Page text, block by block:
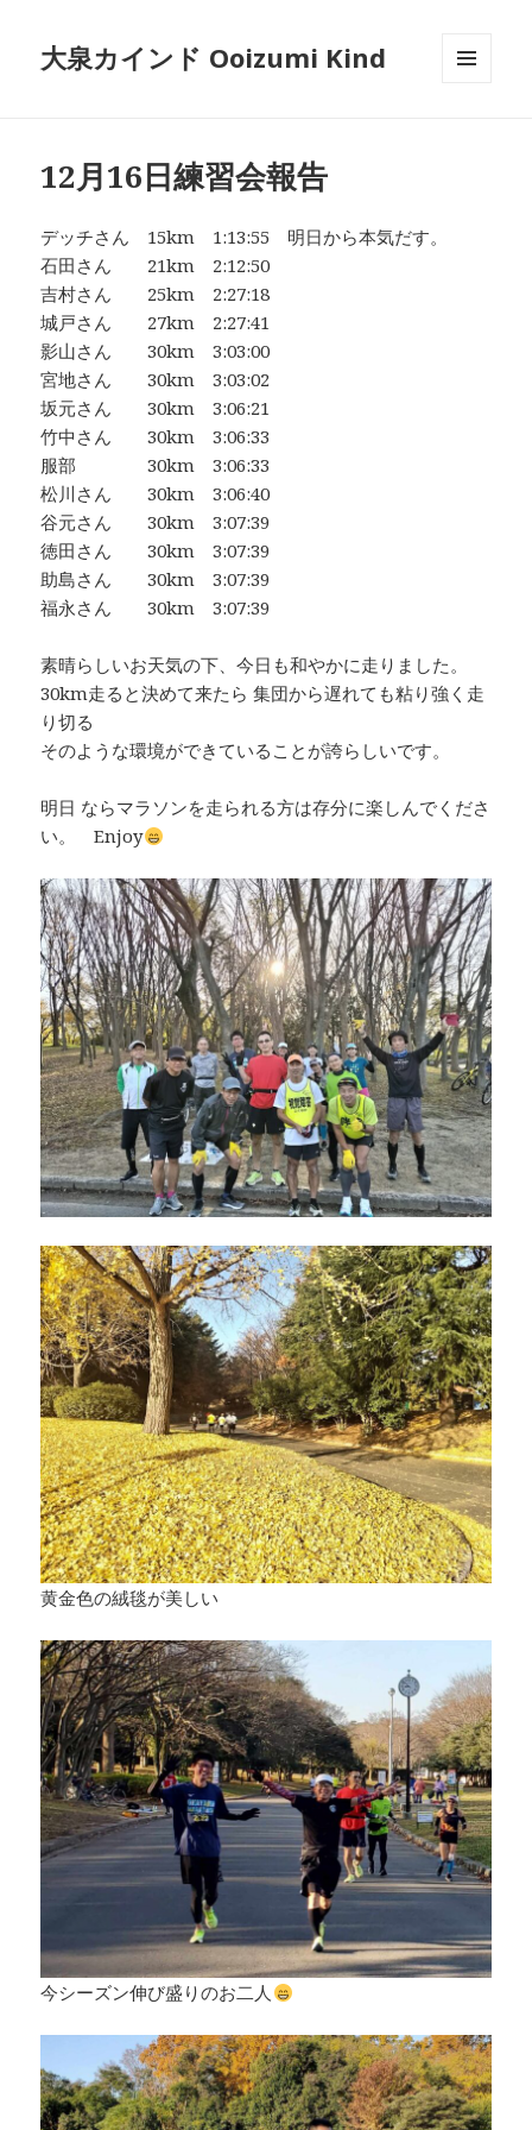
大泉カインド Ooizumi Kind
12月16日練習会報告
デッチさん 15km 1:13:55 明日から本気だす。
石田さん 21km 2:12:50
吉村さん 25km 2:27:18
城戸さん 27km 2:27:41
影山さん 30km 3:03:00
宮地さん 30km 3:03:02
坂元さん 30km 3:06:21
竹中さん 30km 3:06:33
服部 30km 3:06:33
松川さん 30km 3:06:40
谷元さん 30km 3:07:39
徳田さん 30km 3:07:39
助島さん 30km 3:07:39
福永さん 30km 3:07:39
素晴らしいお天気の下、今日も和やかに走りました。
30km走ると決めて来たら 集団から遅れても粘り強く走
り切る
そのような環境ができていることが誇らしいです。
明日 ならマラソンを走られる方は存分に楽しんでくださ
い。 Enjoy
黄金色の絨毯が美しい
今シーズン伸び盛りのお二人